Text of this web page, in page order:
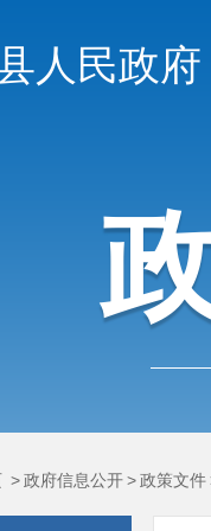
人民政府
>政府信息公开>政策文件